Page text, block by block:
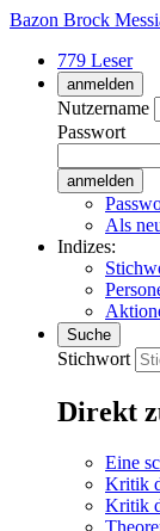
Bazon Brock
779 Leser
anmelden
Nutzername
Passwort
Als
Indizes:
Suche
Stichwort
Direkt
Eine
Kritik
Kritik